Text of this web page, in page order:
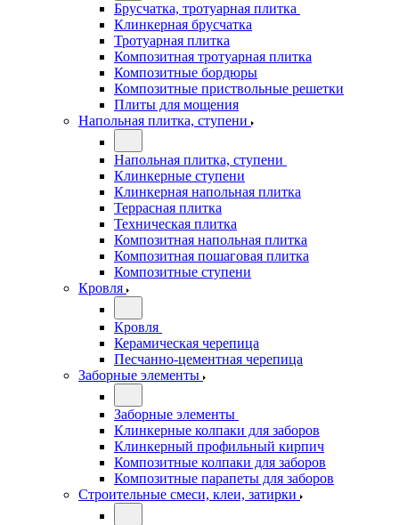
Брусчатка, тротуарная плитка
Клинкерная брусчатка
Тротуарная плитка
Композитная тротуарная плитка
Композитные бордюры
Композитные приствольные решетки
Плиты для мощения
Напольная плитка, ступени
Напольная плитка, ступени
Клинкерные ступени
Клинкерная напольная плитка
Террасная плитка
Техническая плитка
Композитная напольная плитка
Композитная пошаговая плитка
Композитные ступени
Кровля
Кровля
Керамическая черепица
Песчанно-цементная черепица
Заборные элементы
Заборные элементы
Клинкерные колпаки для заборов
Клинкерный профильный кирпич
Композитные колпаки для заборов
Композитные парапеты для заборов
Строительные смеси, клеи, затирки